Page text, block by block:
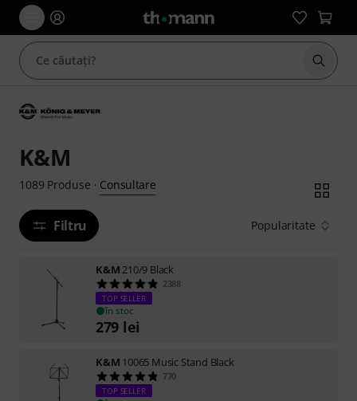
K&M
1089 Produse · Consultare
Filtru Popularitate
K&M 210/9 Black
2388
TOP SELLER
în stoc
279 lei
K&M 10065 Music Stand Black
770
TOP SELLER